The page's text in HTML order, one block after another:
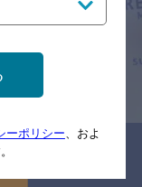
うお願い申し上げま
ーポリシー、およ